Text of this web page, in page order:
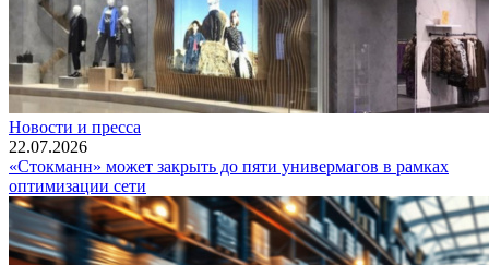
Новости и пресса
22.07.2026
«Стокманн» может закрыть до пяти универмагов в рамках
оптимизации сети